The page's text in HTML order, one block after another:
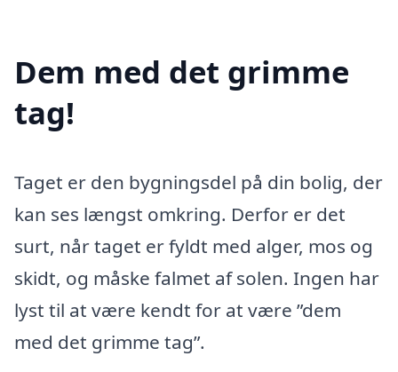
Dem med det grimme
tag!
Taget er den bygningsdel på din bolig, der
kan ses længst omkring. Derfor er det
surt, når taget er fyldt med alger, mos og
skidt, og måske falmet af solen. Ingen har
lyst til at være kendt for at være ”dem
med det grimme tag”.